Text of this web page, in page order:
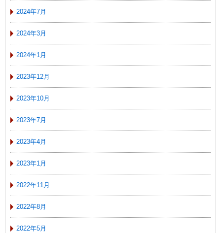
2024年7月
2024年3月
2024年1月
2023年12月
2023年10月
2023年7月
2023年4月
2023年1月
2022年11月
2022年8月
2022年5月